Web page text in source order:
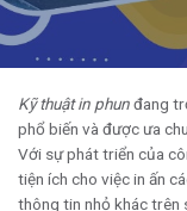
Kỹ thuật in phunđang
phổ biến và được ưa
Với sự phát triển của
tiện ích cho việc in ấn
thông tin nhỏ khác trên